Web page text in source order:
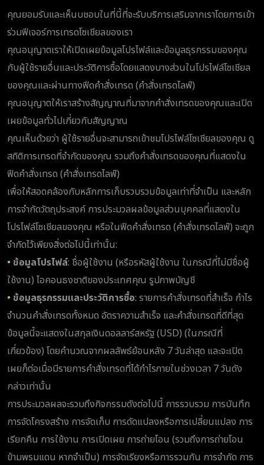
คุณยอมรับและเห็นบชอบในที่นี้ที่จะรับบริการเสริมจากเราโดยการเข้า
ร่วมฟีเจอร์การเทรดโซเชียลของเรา
คุณอนุญาตเราให้เปิดเผยข้อมูลโปรไฟล์และข้อมูลธุรกรรมของคุณ
กับผู้ใช้รายอื่นและประวัติการซื้อโดยแสดงบางส่วนในโปรไฟล์โซเชียล
ของคุณและผ่านทางฟีดคำสั่งเทรด (คำสั่งเทรดไลฟ์)
คุณอนุญาตให้เราสร้างสัญญาณที่มาจากคำสั่งเทรดของคุณและเปิด
เผยข้อมูลทั่วไปเกี่ยวกับสัญญาณ
คุณเห็นด้วยว่า ผู้ใช้รายอื่นจะสามารถเข้าชมโปรไฟล์โซเชียลของคุณ ดู
สถิติการเทรดที่จำกัดของคุณ รวมถึงคำสั่งเทรดของคุณที่แสดงใน
ฟีดคำสั่งเทรด (คำสั่งเทรดไลฟ์)
เพื่อให้สอดคล้องกับหลักการเก็บรวบรวมข้อมูลเท่าที่จำเป็น และหลัก
การจำกัดวัตถุประสงค์ การประมวลผลข้อมูลส่วนบุคคลที่แสดงใน
โปรไฟล์โซเชียลของคุณ หรือในฟีดคำสั่งเทรด (คำสั่งเทรดไลฟ์) จะถูก
จำกัดไว้เพียงสิ่งต่อไปนี้เท่านั้น:
• ข้อมูลโปรไฟล์: ชื่อผู้ใช้งาน (หรือรหัสผู้ใช้งาน ในกรณีที่ไม่มีชื่อผู้
ใช้งาน) ไอคอนธงชาติของประเทศคุณ รูปภาพบัญชี
• ข้อมูลธุรกรรมและประวัติการซื้อ: รายการคำสั่งเทรดที่สำเร็จ กำไร
จำนวนคำสั่งเทรดทั้งหมด อัตราความสำเร็จ และคำสั่งเทรดที่ดีที่สุด
ข้อมูลนี้จะแสดงในสกุลเงินดอลลาร์สหรัฐ (USD) (ในกรณีที่
เกี่ยวข้อง) โดยคำนวณจากผลลัพธ์ย้อนหลัง 7 วันล่าสุด และจะเปิด
เผยก็ต่อเมื่อมีรายการคำสั่งเทรดที่ได้กำไรภายในช่วงเวลา 7 วันดัง
กล่าวเท่านั้น
การประมวลผลจะรวมถึงกิจกรรมดังต่อไปนี้ การรวบรวม การบันทึก
การจัดโครงสร้าง การจัดเก็บ การดัดแปลงหรือการเปลี่ยนแปลง การ
เรียกคืน การใช้งาน การเปิดเผย การถ่ายโอน (รวมถึงการถ่ายโอน
ข้ามพรมแดน หากจำเป็น) การจัดเรียงหรือการรวมกัน การจำกัด การ